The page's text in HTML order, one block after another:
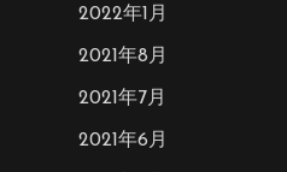
2022年1月
2021年8月
2021年7月
2021年6月